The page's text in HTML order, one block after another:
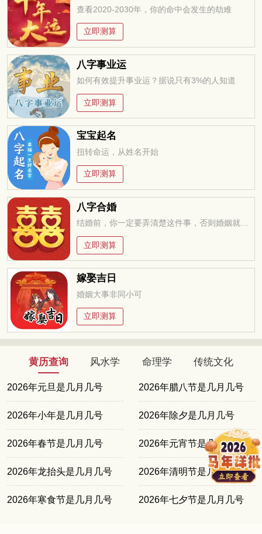
查看2020-2030年，你的命中会发生的劫难
立即测算
八字事业运
如何有效提升事业运？据说只有3%的人知道
立即测算
宝宝起名
扭转命运，从姓名开始
立即测算
八字合婚
立即测算
嫁娶吉日
婚姻大事非同小可
立即测算
黄历查询 风水学 命理学 传统文化
2026年元旦是几月几号 2026年腊八节是几月几号
2026年小年是几月几号 2026年除夕是几月几号
2026年春节是几月几号 2026年元宵节是几月几号
2026年龙抬头是几月几号 2026年清明节是几月几号
2026年寒食节是几月几号 2026年七夕节是几月几号